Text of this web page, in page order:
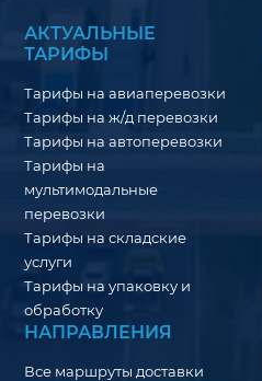
АКТУАЛЬНЫЕ
ТАРИФЫ
Тарифы на авиаперевозки
Тарифы на ж/д перевозки
Тарифы на автоперевозки
Тарифы на
мультимодальные
перевозки
Тарифы на складские
услуги
Тарифы на упаковку и
обработку
НАПРАВЛЕНИЯ
Все маршруты доставки